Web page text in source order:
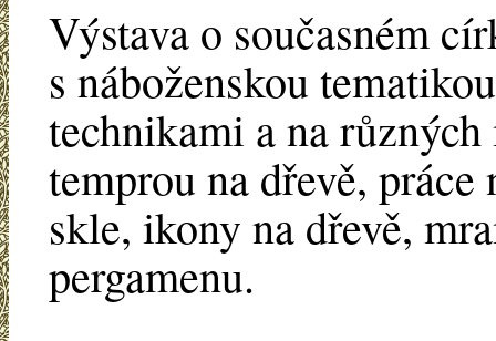
Výstava o současném
s náboženskou
technikami a na
temprou na dřevě,
skle, ikony na dřevě,
pergamenu.